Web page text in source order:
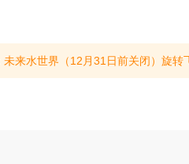
月31日期间关闭）*以上维护计划仅供参考。实际设施关闭日期以现场通知为准。(提示有效期2024/10/29至2026/12/31)【特殊行动时间】2026年8月22日、9月12日、9月19日、8月29日、9月3日、10